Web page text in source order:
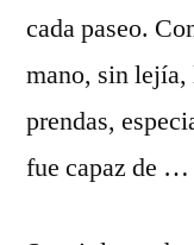
cada paseo.
mano, sin lejía,
prendas,
fue capaz de …